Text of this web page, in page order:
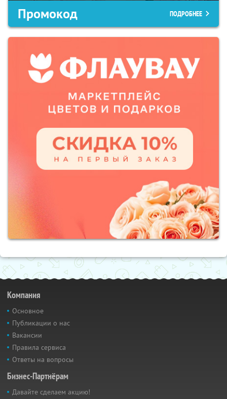
Промокод ПОДРОБНЕЕ
Компания
Основное
Публикации о нас
Вакансии
Правила сервиса
Ответы на вопросы
Бизнес-Партнёрам
Давайте сделаем акцию!